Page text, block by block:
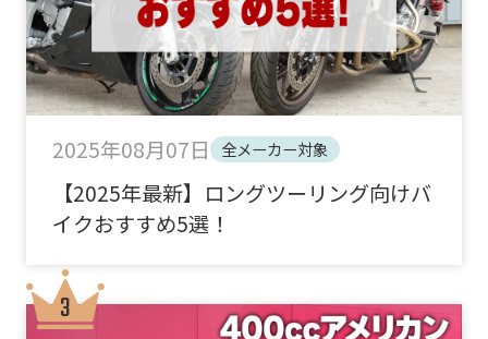
2025年08月07日 全メーカー対象
【2025年最新】ロングツーリング向けバ
イクおすすめ5選！